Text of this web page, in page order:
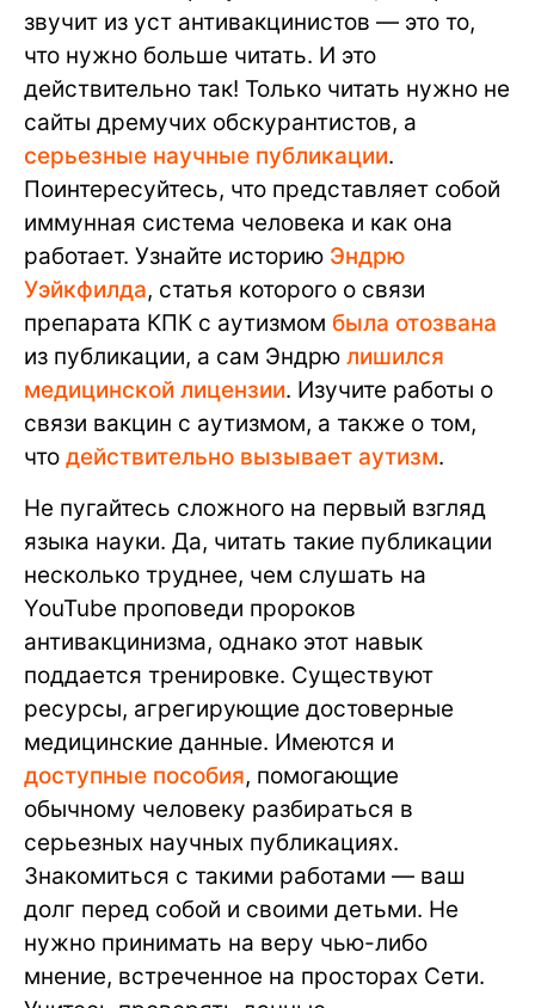
звучит из уст антивакцинистов — это то,
что нужно больше читать. И это
действительно так! Только читать нужно не
сайты дремучих обскурантистов, а
серьезные научные публикации.
Поинтересуйтесь, что представляет собой
иммунная система человека и как она
работает. Узнайте историю Эндрю
Уэйкфилда, статья которого о связи
препарата КПК с аутизмом была отозвана
из публикации, а сам Эндрю лишился
медицинской лицензии. Изучите работы о
связи вакцин с аутизмом, а также о том,
что действительно вызывает аутизм.
Не пугайтесь сложного на первый взгляд
языка науки. Да, читать такие публикации
несколько труднее, чем слушать на
YouTube проповеди пророков
антивакцинизма, однако этот навык
поддается тренировке. Существуют
ресурсы, агрегирующие достоверные
медицинские данные. Имеются и
доступные пособия, помогающие
обычному человеку разбираться в
серьезных научных публикациях.
Знакомиться с такими работами — ваш
долг перед собой и своими детьми. Не
нужно принимать на веру чью-либо
мнение, встреченное на просторах Сети.